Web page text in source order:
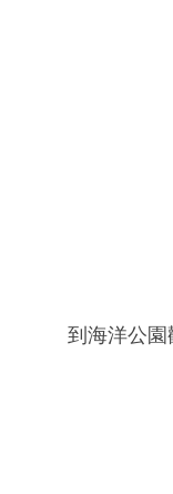
到海洋公